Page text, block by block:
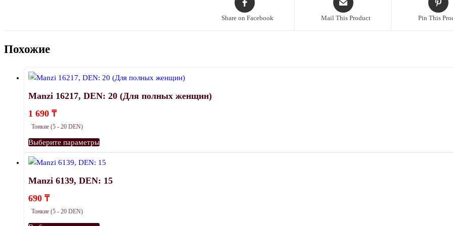
Share on Facebook Mail This Product Pin This
Похожие
Manzi 16217, DEN: 20 (Для полных женщин)
1 690 ₸
Тонкие (5 - 20 DEN)
Выберите параметрыЭтот
имеет
несколько
Manzi 6139, DEN: 15
690 ₸
Тонкие (5 - 20 DEN)